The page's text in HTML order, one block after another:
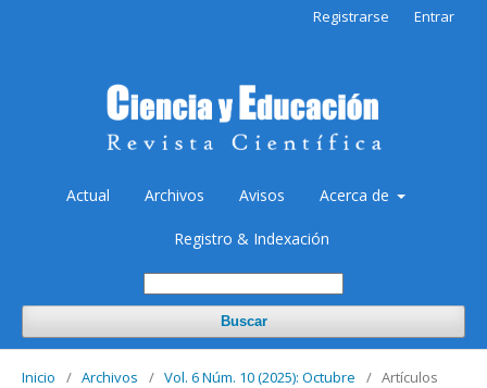
Actual Archivos Avisos Acerca de
Registro & Indexación
Buscar
Registrarse Entrar
Inicio / Archivos / Vol. 6 Núm. 10 (2025): Octubre / Artículos